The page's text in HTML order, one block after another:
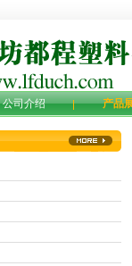
公司介绍 产品